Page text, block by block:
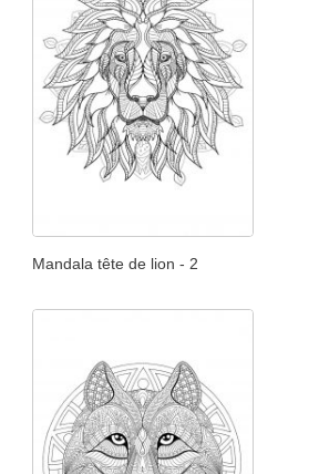
Mandala tête de lion - 2